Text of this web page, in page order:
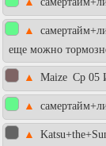
▲
еще можно
▲ Maize Ср 05
▲
▲